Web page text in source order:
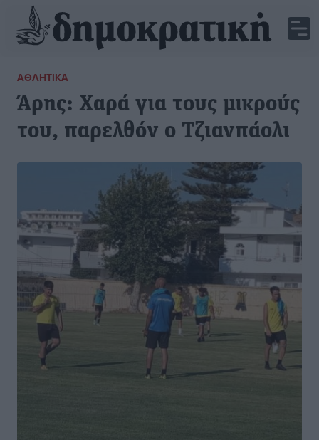
ΑΘΛΗΤΙΚΆ
Άρης: Χαρά για τους μικρούς
του, παρελθόν ο Τζιανπάολι